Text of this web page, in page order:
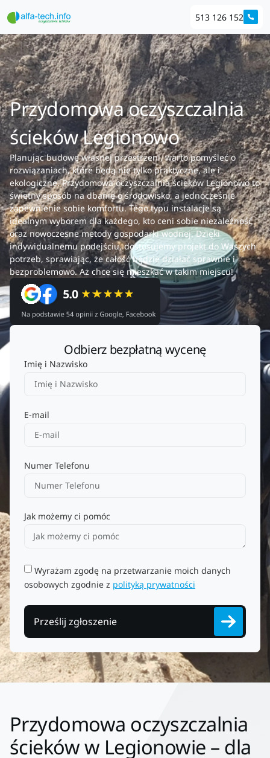
513 126 152
Przydomowa oczyszczalnia
ścieków Legionowo
Planując budowę własnej przestrzeni, warto pomyśleć o
rozwiązaniach, które będą nie tylko praktyczne, ale i
ekologiczne. Przydomowa oczyszczalnia ścieków Legionowo to
świetny sposób na dbanie o środowisko, a jednocześnie
zapewnienie sobie komfortu. Tego typu instalacje są
idealnym wyborem dla każdego, kto ceni sobie niezależność
oraz nowoczesne metody gospodarki wodnej. Dzięki
indywidualnemu podejściu, dostosujemy projekt do Waszych
potrzeb, sprawiając, że całość będzie działać sprawnie i
bezproblemowo. Aż chce się mieszkać w takim miejscu!
Odbierz bezpłatną wycenę
Imię i Nazwisko
E-mail
Numer Telefonu
Jak możemy ci pomóc
Wyrażam zgodę na przetwarzanie moich danych
osobowych zgodnie z polityką prywatności
Prześlij zgłoszenie
Przydomowa oczyszczalnia
ścieków w Legionowie – dla